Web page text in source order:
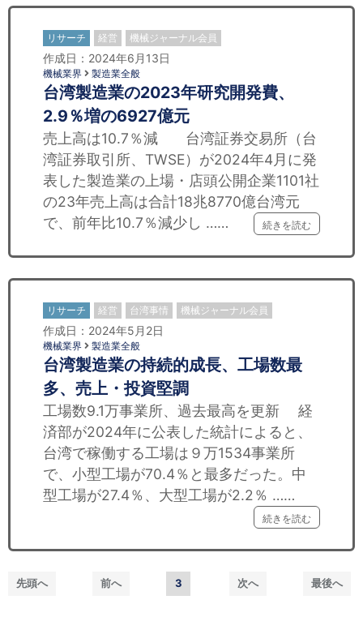
リサーチ 経営 機械ジャーナル会員
作成日：2024年6月13日
機械業界 製造業全般
台湾製造業の2023年研究開発費、
2.9％増の6927億元
売上高は10.7％減 台湾証券交易所（台
湾証券取引所、TWSE）が2024年4月に発
表した製造業の上場・店頭公開企業1101社
の23年売上高は合計18兆8770億台湾元
で、前年比10.7％減少し ……
続きを読む
リサーチ 経営 台湾事情 機械ジャーナル会員
作成日：2024年5月2日
機械業界 製造業全般
台湾製造業の持続的成長、工場数最
多、売上・投資堅調
工場数9.1万事業所、過去最高を更新 経
済部が2024年に公表した統計によると、
台湾で稼働する工場は９万1534事業所
で、小型工場が70.4％と最多だった。中
型工場が27.4％、大型工場が2.2％ ……
続きを読む
先頭へ 前へ 3 次へ 最後へ